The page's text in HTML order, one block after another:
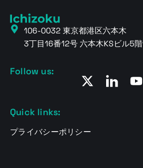
106-0032 東京都港区六本木
3丁目16番12号 六本木KSビル5階
Quick links:
プライバシーポリシー
Follow us: